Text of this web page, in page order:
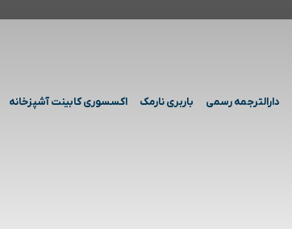
دارالترجمه رسمی باربری نارمک اکسسوری کابینت آشپزخانه